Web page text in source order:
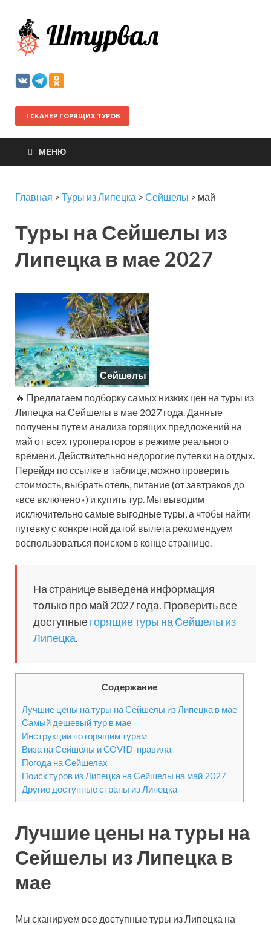
СКАНЕР ГОРЯЩИХ ТУРОВ
МЕНЮ
Главная > Туры из Липецка > Сейшелы > май
Туры на Сейшелы из
Липецка в мае 2027
Сейшелы
🔥 Предлагаем подборку самых низких цен на туры из
Липецка на Сейшелы в мае 2027 года. Данные
получены путем анализа горящих предложений на
май от всех туроператоров в режиме реального
времени. Действительно недорогие путевки на отдых.
Перейдя по ссылке в таблице, можно проверить
стоимость, выбрать отель, питание (от завтраков до
«все включено») и купить тур. Мы выводим
исключительно самые выгодные туры, а чтобы найти
путевку с конкретной датой вылета рекомендуем
воспользоваться поиском в конце странице.
На странице выведена информация
только про май 2027 года. Проверить все
доступныегорящие туры на Сейшелы из
Липецка.
Содержание
Лучшие цены на туры на Сейшелы из Липецка в мае
Самый дешевый тур в мае
Инструкции по горящим турам
Виза на Сейшелы и COVID-правила
Погода на Сейшелах
Поиск туров из Липецка на Сейшелы на май 2027
Другие доступные страны из Липецка
Лучшие цены на туры на
Сейшелы из Липецка в
мае
Мы сканируем все доступные туры из Липецка на